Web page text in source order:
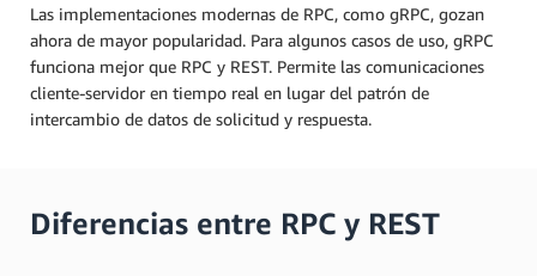
Las implementaciones modernas de RPC, como gRPC, gozan
ahora de mayor popularidad. Para algunos casos de uso, gRPC
funciona mejor que RPC y REST. Permite las comunicaciones
cliente-servidor en tiempo real en lugar del patrón de
intercambio de datos de solicitud y respuesta.
Diferencias entre RPC y REST